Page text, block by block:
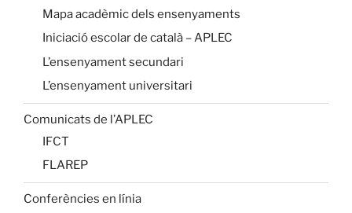
Mapa acadèmic dels ensenyaments
Iniciació escolar de català – APLEC
L’ensenyament secundari
L’ensenyament universitari
Comunicats de l’APLEC
IFCT
FLAREP
Conferències en línia